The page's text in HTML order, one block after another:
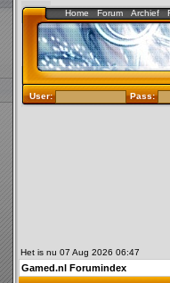
Home Forum Archief
User: Pass:
Het is nu 07 Aug 2026 06:47
Gamed.nl Forumindex